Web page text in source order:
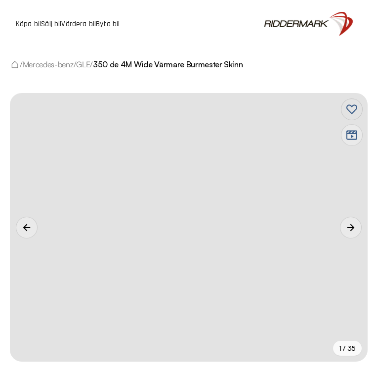
Köpa bilSälj bilVärdera bilByta bil
/Mercedes-benz/GLE/350 de 4M Wide Värmare Burmester Skinn
1 / 35